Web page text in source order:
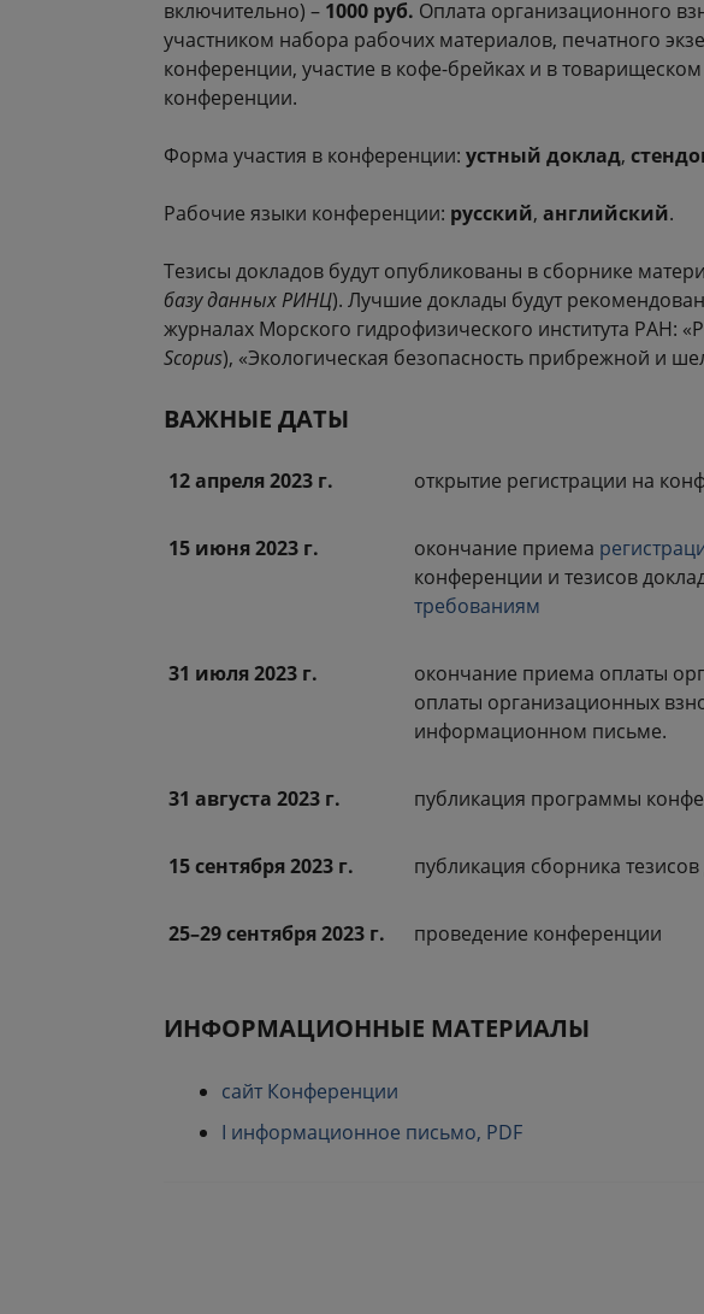
включительно) – 1000 руб. Оплата организационного
участником набора рабочих материалов, печатного
конференции, участие в кофе-брейках и в
конференции.
Форма участия в конференции: устный доклад,
Рабочие языки конференции: русский, английский.
Тезисы докладов будут опубликованы в сборнике
базу данных РИНЦ). Лучшие доклады будут
журналах Морского гидрофизического института РАН:
Scopus), «Экологическая безопасность прибрежной и
ВАЖНЫЕ ДАТЫ
12 апреля 2023 г. открытие регистрации на
15 июня 2023 г. окончание приема
конференции и тезисов
требованиям
31 июля 2023 г.
окончание приема оплаты
оплаты организационных
информационном письме.
31 августа 2023 г. публикация программы
15 сентября 2023 г. публикация сборника
25–29 сентября 2023 г. проведение конференции
ИНФОРМАЦИОННЫЕ МАТЕРИАЛЫ
сайт Конференции
I информационное письмо, PDF